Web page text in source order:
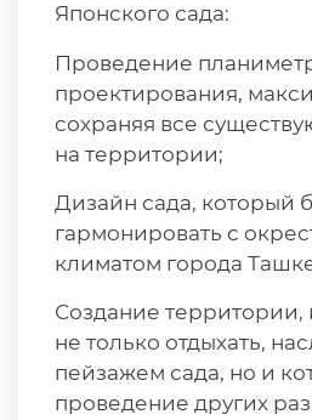
Японского сада:
Проведение
проектирования,
сохраняя все
на территории;
Дизайн сада, который
гармонировать с
климатом города
Создание территории,
не только отдыхать,
пейзажем сада, но и
проведение других